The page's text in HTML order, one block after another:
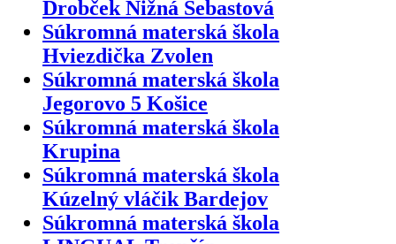
Drobček Nižná Šebastová
Súkromná materská škola
Hviezdička Zvolen
Súkromná materská škola
Jegorovo 5 Košice
Súkromná materská škola
Krupina
Súkromná materská škola
Kúzelný vláčik Bardejov
Súkromná materská škola